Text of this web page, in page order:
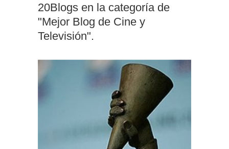
20Blogs en la categoría de
"Mejor Blog de Cine y
Televisión".